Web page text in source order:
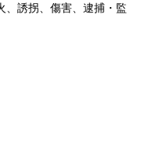
、誘拐、傷害、逮捕・監